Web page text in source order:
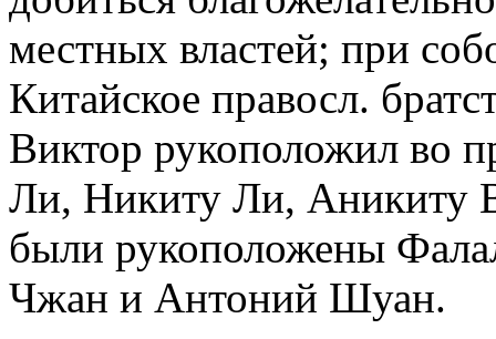
местных властей; при
Китайское правосл.
Виктор рукоположил во
Ли, Никиту Ли, Аникиту
были рукоположены
Чжан и Антоний Шуан.